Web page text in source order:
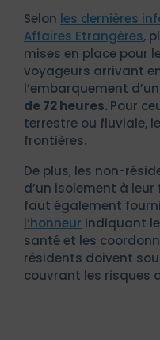
Selon les dernières
Affaires Etrangères,
mises en place pour
voyageurs arrivant
l’embarquement
de 72 heures.Pour
terrestre ou fluviale,
frontières.
De plus, les non-
d’un isolement à leur
faut également
l’honneur indiquant
santé et les
résidents doivent
couvrant les risques